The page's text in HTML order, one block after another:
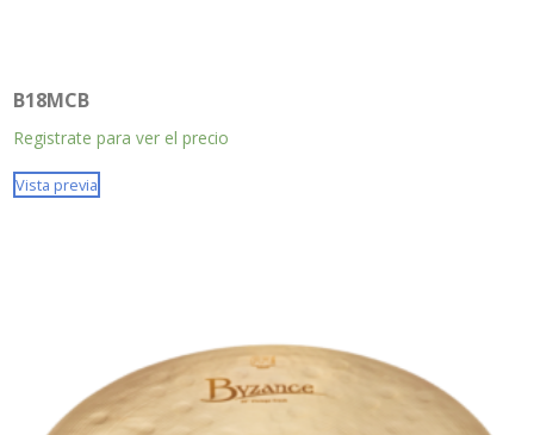
B18MCB
Registrate para ver el precio
Vista previa